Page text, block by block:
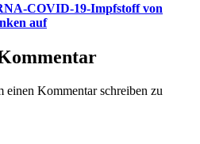
COVID-19-Impfstoff von
auf
einen Kommentar schreiben zu